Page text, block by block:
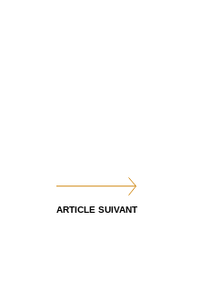
ARTICLE SUIVANT